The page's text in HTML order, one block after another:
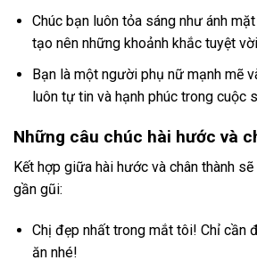
Chúc bạn luôn tỏa sáng như ánh
tạo nên những khoảnh khắc tuyệt
Bạn là một người phụ nữ mạnh mẽ
luôn tự tin và hạnh phúc trong cuộc
Những câu chúc hài hước và
Kết hợp giữa hài hước và chân thành
gần gũi:
Chị đẹp nhất trong mắt tôi! Chỉ cần
ăn nhé!